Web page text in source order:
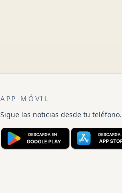
APP MÓVIL
Sigue las noticias desde tu teléfono.